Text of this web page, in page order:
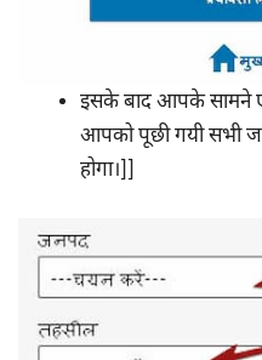
इसके बाद आपके सामने
आपको पूछी गयी सभी
होगा।]]